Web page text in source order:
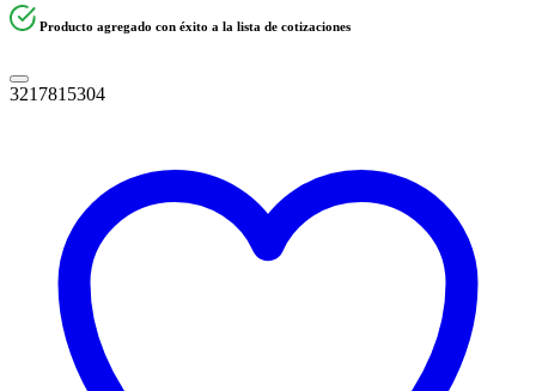
Producto agregado con éxito a la lista de cotizaciones
3217815304